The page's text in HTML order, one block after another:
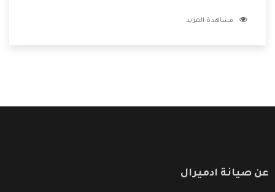
الشركة بها والتى تكون منها خدمة الصيانة التى تكون من أهم
مشاهدة المزيد
عن صيانة ادميرال